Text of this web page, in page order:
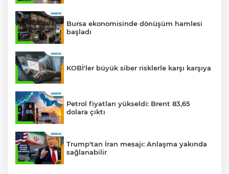
Bursa ekonomisinde dönüşüm hamlesi
başladı
KOBİ'ler büyük siber risklerle karşı karşıya
Petrol fiyatları yükseldi: Brent 83,65
dolara çıktı
Trump'tan İran mesajı: Anlaşma yakında
sağlanabilir